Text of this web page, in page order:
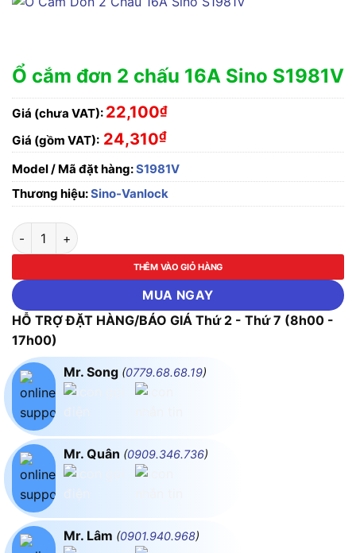
Ổ cắm đơn 2 chấu 16A Sino S1981V
Giá (chưa VAT): 22,100₫
Giá (gồm VAT): 24,310₫
Model / Mã đặt hàng:S1981V
Thương hiệu:Sino-Vanlock
Ổ cắm đơn 2 chấu 16A Sino S1981V số lượng
THÊM VÀO GIỎ HÀNG
MUA NGAY
HỖ TRỢ ĐẶT HÀNG/BÁO GIÁ Thứ 2 - Thứ 7 (8h00 -
17h00)
Mr. Song (0779.68.68.19)
Mr. Quân (0909.346.736)
Mr. Lâm (0901.940.968)